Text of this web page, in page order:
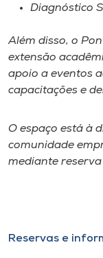
Diagnóstico
Além disso, o
extensão
apoio a eventos
capacitações e
O espaço está à
comunidade
mediante
Reservas e